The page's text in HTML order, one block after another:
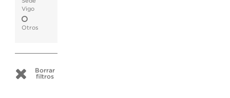
Vigo
Otros
Borrar
filtros